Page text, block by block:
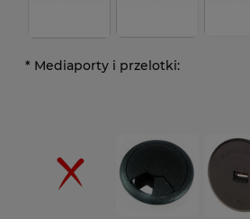
* Mediaporty i przelotki: